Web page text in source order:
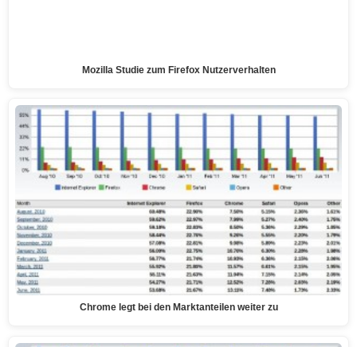
Mozilla Studie zum Firefox Nutzerverhalten
Chrome legt bei den Marktanteilen weiter zu